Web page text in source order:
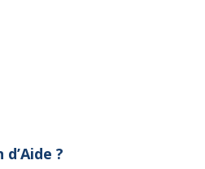
d’Aide ?